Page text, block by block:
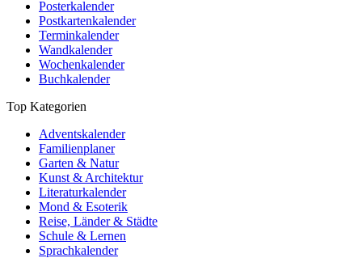
Posterkalender
Postkartenkalender
Terminkalender
Wandkalender
Wochenkalender
Buchkalender
Top Kategorien
Adventskalender
Familienplaner
Garten & Natur
Kunst & Architektur
Literaturkalender
Mond & Esoterik
Reise, Länder & Städte
Schule & Lernen
Sprachkalender